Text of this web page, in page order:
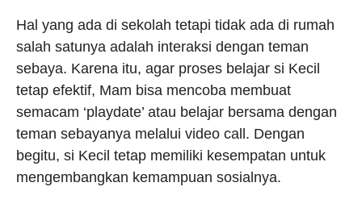
Hal yang ada di sekolah tetapi tidak ada di rumah
salah satunya adalah interaksi dengan teman
sebaya. Karena itu, agar proses belajar si Kecil
tetap efektif, Mam bisa mencoba membuat
semacam ‘playdate’ atau belajar bersama dengan
teman sebayanya melalui video call. Dengan
begitu, si Kecil tetap memiliki kesempatan untuk
mengembangkan kemampuan sosialnya.